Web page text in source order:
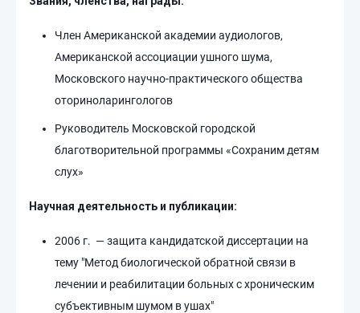
Член Американской академии аудиологов,
Американской ассоциации ушного шума,
Московского научно-практического общества
оториноларингологов
Руководитель Московской городской
благотворительной программы «Сохраним детям
слух»
Научная деятельность и публикации:
2006 г. — защита кандидатской диссертации на
тему "Метод биологической обратной связи в
лечении и реабилитации больных с хроническим
субъективным шумом в ушах"